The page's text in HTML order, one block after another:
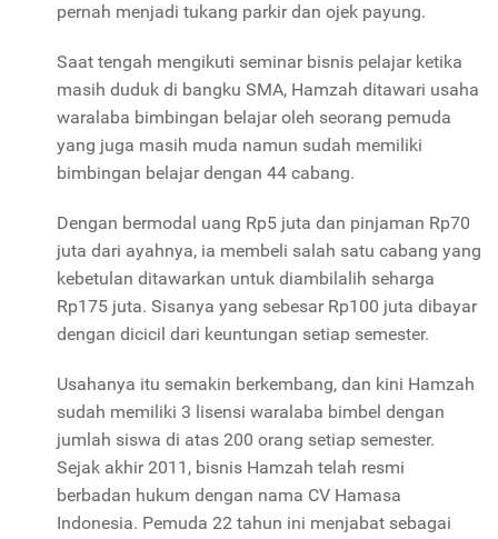
pernah menjadi tukang parkir dan ojek payung.
Saat tengah mengikuti seminar bisnis pelajar ketika
masih duduk di bangku SMA, Hamzah ditawari usaha
waralaba bimbingan belajar oleh seorang pemuda
yang juga masih muda namun sudah memiliki
bimbingan belajar dengan 44 cabang.
Dengan bermodal uang Rp5 juta dan pinjaman Rp70
juta dari ayahnya, ia membeli salah satu cabang yang
kebetulan ditawarkan untuk diambilalih seharga
Rp175 juta. Sisanya yang sebesar Rp100 juta dibayar
dengan dicicil dari keuntungan setiap semester.
Usahanya itu semakin berkembang, dan kini Hamzah
sudah memiliki 3 lisensi waralaba bimbel dengan
jumlah siswa di atas 200 orang setiap semester.
Sejak akhir 2011, bisnis Hamzah telah resmi
berbadan hukum dengan nama CV Hamasa
Indonesia. Pemuda 22 tahun ini menjabat sebagai